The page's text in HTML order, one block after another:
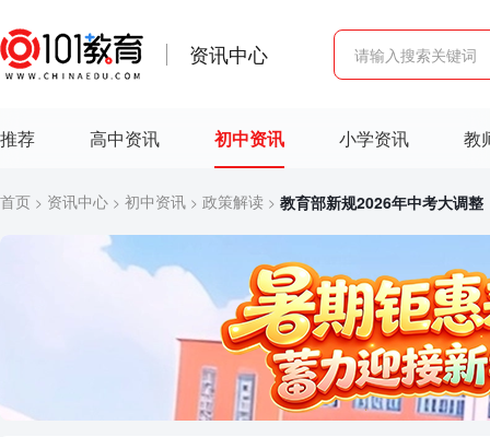
资讯中心
推荐 高中资讯 初中资讯 小学资讯 教
首页 > 资讯中心 > 初中资讯 > 政策解读 > 教育部新规2026年中考大调整